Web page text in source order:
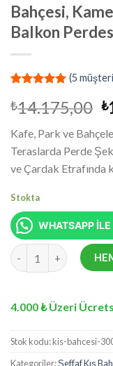
Bahçesi,
Balkon
puanına
dayanarak
5 üzerinden
5.00puan
aldı
(5
₺14.175,00 ₺
Kafe, Park ve
Teraslarda Perde
ve Çardak Etrafında
Stokta
WHATSAPP
300 x 630 cm Su
4.000 ₺ Üzeri
Stok kodu:kis-bahcesi-
Kategoriler:Şeffaf Kış